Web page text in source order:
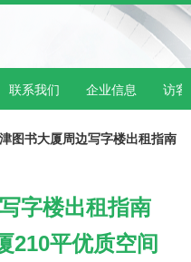
联系我们 企业信息 访客
图书大厦周边写字楼出租指南
字楼出租指南
210平优质空间